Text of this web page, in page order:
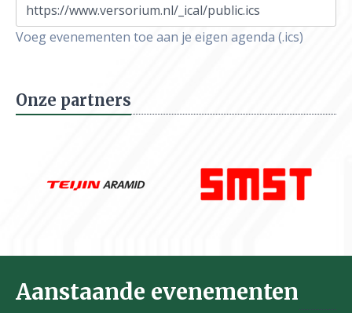
https://www.versorium.nl/_ical/public.ics
Voeg evenementen toe aan je eigen agenda (.ics)
Onze partners
Aanstaande evenementen